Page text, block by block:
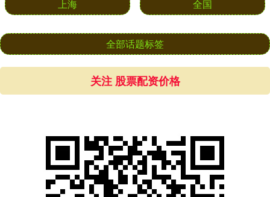
上海 全国
全部话题标签
关注 股票配资价格